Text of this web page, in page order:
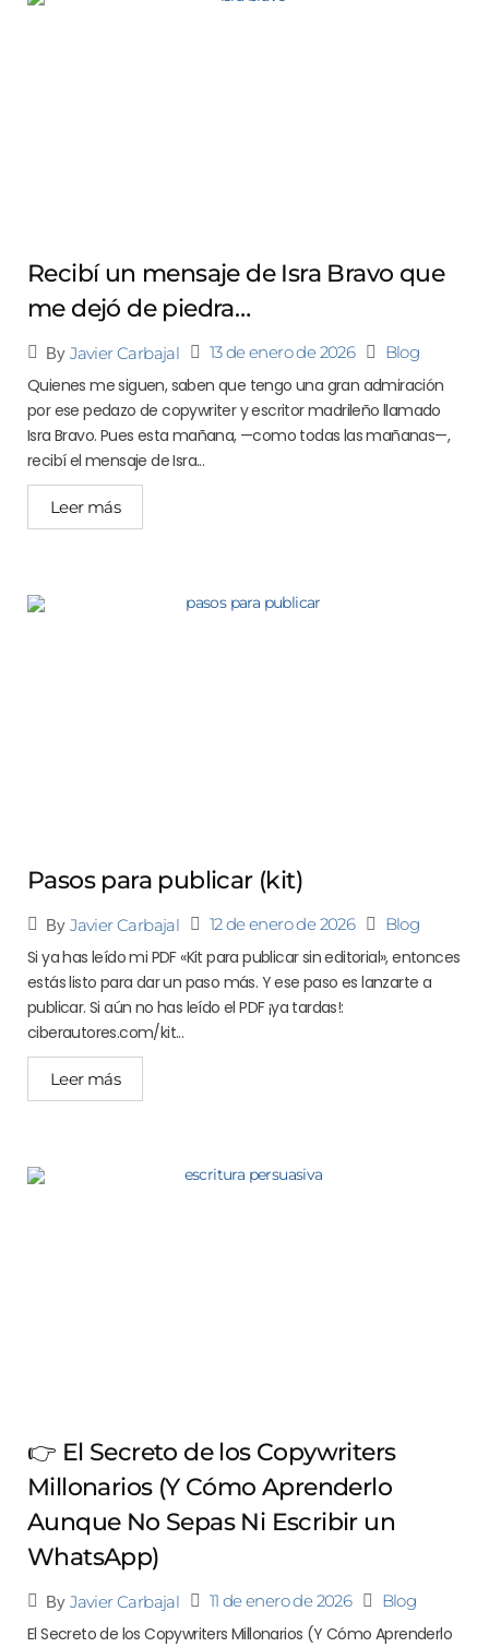
Recibí un mensaje de Isra Bravo que
me dejó de piedra…
By Javier Carbajal 13 de enero de 2026 Blog
Quienes me siguen, saben que tengo una gran admiración
por ese pedazo de copywriter y escritor madrileño llamado
Isra Bravo. Pues esta mañana, —como todas las mañanas—,
recibí el mensaje de Isra...
Leer más
Pasos para publicar (kit)
By Javier Carbajal 12 de enero de 2026 Blog
Si ya has leído mi PDF «Kit para publicar sin editorial», entonces
estás listo para dar un paso más. Y ese paso es lanzarte a
publicar. Si aún no has leído el PDF ¡ya tardas!:
ciberautores.com/kit...
Leer más
👉 El Secreto de los Copywriters
Millonarios (Y Cómo Aprenderlo
Aunque No Sepas Ni Escribir un
WhatsApp)
By Javier Carbajal 11 de enero de 2026 Blog
El Secreto de los Copywriters Millonarios (Y Cómo Aprenderlo